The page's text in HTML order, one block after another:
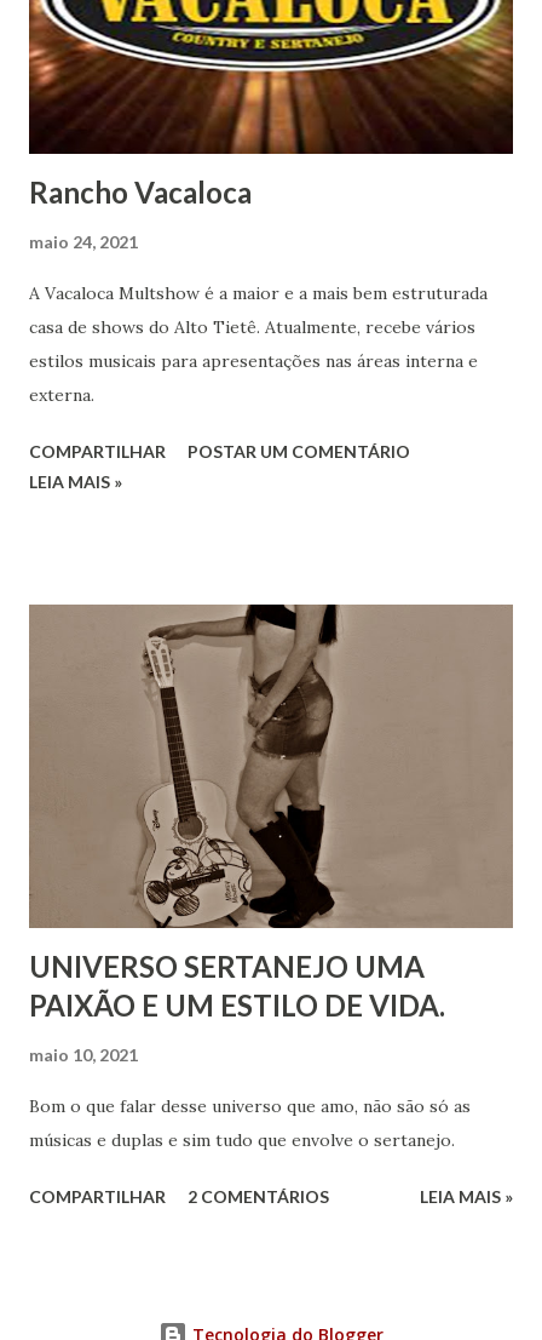
Rancho Vacaloca
maio 24, 2021
A Vacaloca Multshow é a maior e a mais bem estruturada
casa de shows do Alto Tietê. Atualmente, recebe vários
estilos musicais para apresentações nas áreas interna e
externa.
COMPARTILHAR
POSTAR UM COMENTÁRIO
LEIA MAIS »
UNIVERSO SERTANEJO UMA
PAIXÃO E UM ESTILO DE VIDA.
maio 10, 2021
Bom o que falar desse universo que amo, não são só as
músicas e duplas e sim tudo que envolve o sertanejo.
COMPARTILHAR 2 COMENTÁRIOS LEIA MAIS »
Tecnologia do Blogger